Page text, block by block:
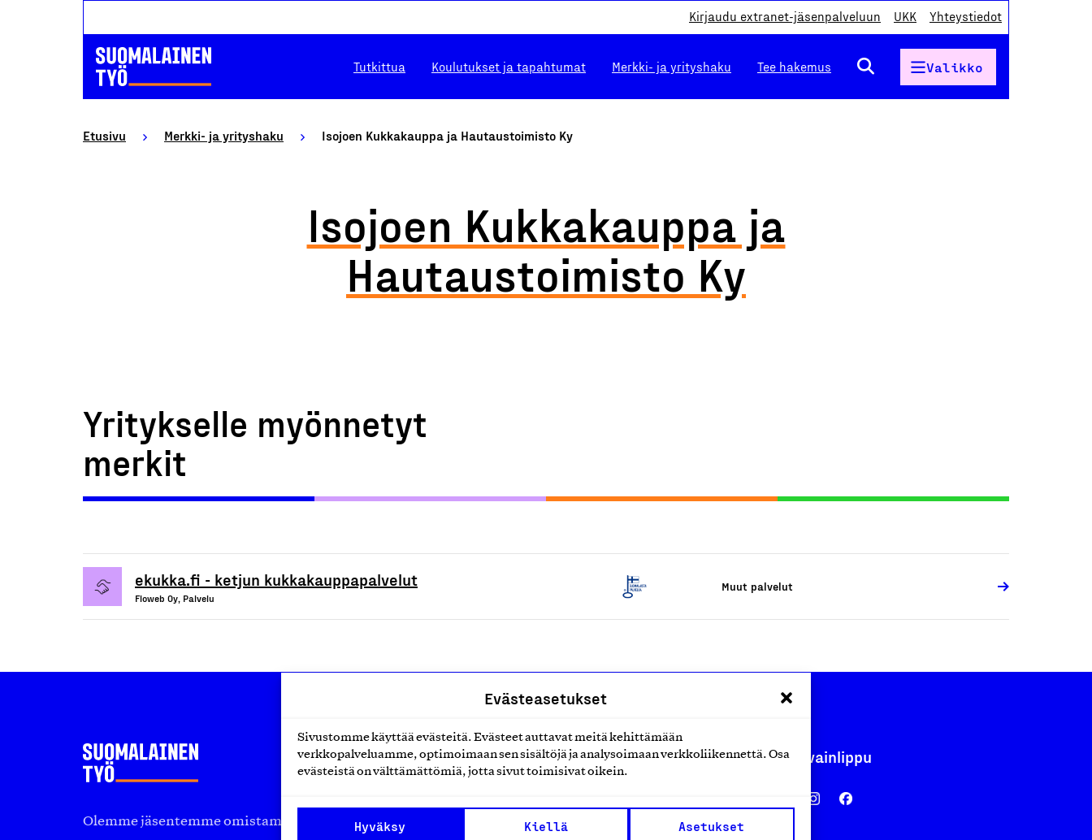
Evästeasetukset
Sivustomme käyttää evästeitä. Evästeet auttavat meitä kehittämään
verkkopalveluamme, optimoimaan sen sisältöjä ja analysoimaan verkkoliikennettä. Osa
evästeistä on välttämättömiä, jotta sivut toimisivat oikein.
Hyväksy Kiellä Asetukset
Kirjaudu extranet-jäsenpalveluun UKK Yhteystiedot
Tutkittua Koulutukset ja tapahtumat Merkki- ja yrityshaku Tee hakemus Valikko
Etusivu Merkki- ja yrityshaku Isojoen Kukkakauppa ja Hautaustoimisto Ky
Isojoen Kukkakauppa ja
Hautaustoimisto Ky
Yritykselle myönnetyt
merkit
ekukka.fi - ketjun kukkakauppapalvelut
Floweb Oy, Palvelu
Muut palvelut
Olemme jäsentemme omistama puolueeton, työmarkkinajärjestöistä
Suomalainen työ ry
00130 Helsinki
Avainlippu